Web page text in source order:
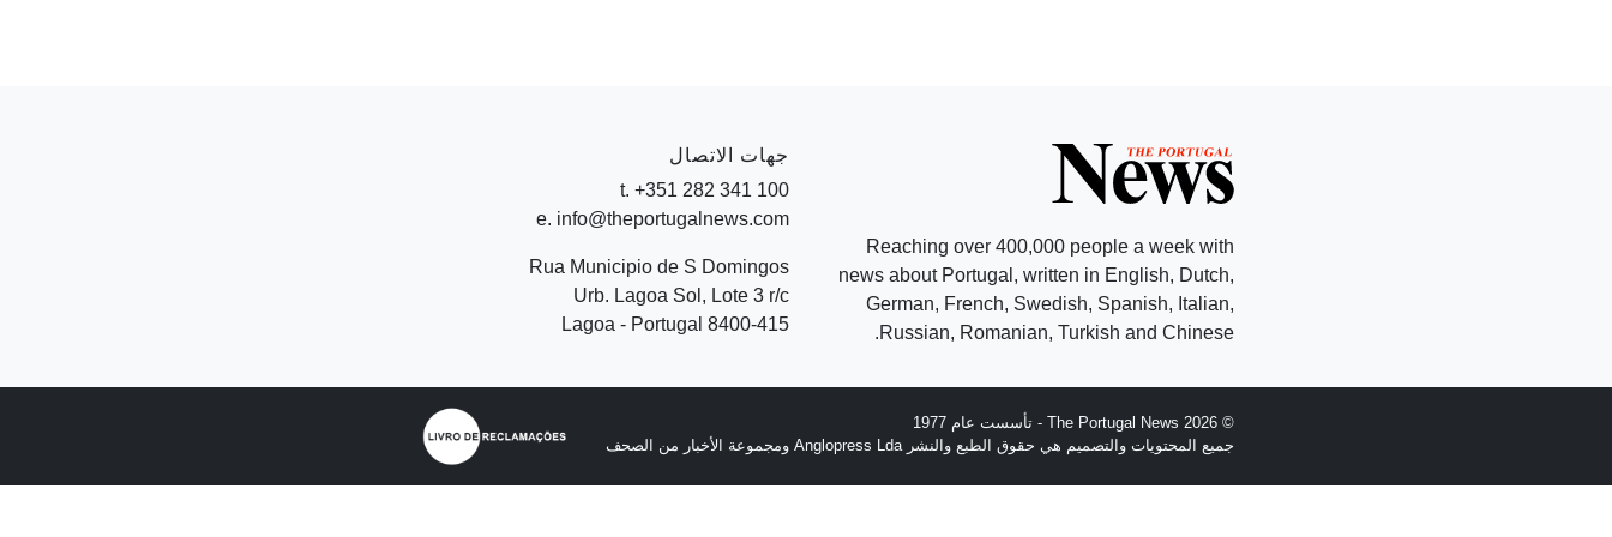
Reaching over 400,000 people a week with
news about Portugal, written in English, Dutch,
German, French, Swedish, Spanish, Italian,
Russian, Romanian, Turkish and Chinese.
جهات الاتصال
t. +351 282 341 100
e. info@theportugalnews.com
Rua Municipio de S Domingos
Urb. Lagoa Sol, Lote 3 r/c
8400-415 Lagoa - Portugal
© 2026 The Portugal News - تأسست عام 1977
جميع المحتويات والتصميم هي حقوق الطبع والنشر Anglopress Lda ومجموعة الأخبار من الصحف